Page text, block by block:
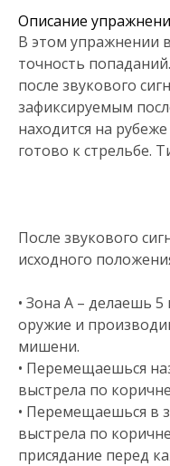
Описание
В этом упражнении
точность
после звукового
зафиксируемым
находится на
готово к стрельбе.
После звукового
исходного
• Зона A – делаешь
оружие и
мишени.
• Перемещаешься
выстрела по
• Перемещаешься в
выстрела по
присядание перед